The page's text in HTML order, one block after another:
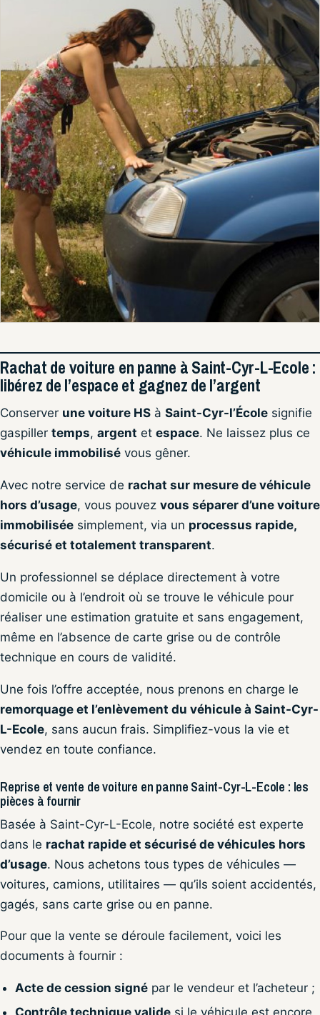
Rachat de voiture en panne à Saint-Cyr-L-Ecole :
libérez de l’espace et gagnez de l’argent
Conserver une voiture HS à Saint-Cyr-l’École signifie
gaspiller temps, argent et espace. Ne laissez plus ce
véhicule immobilisé vous gêner.
Avec notre service de rachat sur mesure de véhicule
hors d’usage, vous pouvez vous séparer d’une voiture
immobilisée simplement, via un processus rapide,
sécurisé et totalement transparent.
Un professionnel se déplace directement à votre
domicile ou à l’endroit où se trouve le véhicule pour
réaliser une estimation gratuite et sans engagement,
même en l’absence de carte grise ou de contrôle
technique en cours de validité.
Une fois l’offre acceptée, nous prenons en charge le
remorquage et l’enlèvement du véhicule à Saint-Cyr-
L-Ecole, sans aucun frais. Simplifiez-vous la vie et
vendez en toute confiance.
Reprise et vente de voiture en panne Saint-Cyr-L-Ecole : les
pièces à fournir
Basée à Saint-Cyr-L-Ecole, notre société est experte
dans le rachat rapide et sécurisé de véhicules hors
d’usage. Nous achetons tous types de véhicules —
voitures, camions, utilitaires — qu’ils soient accidentés,
gagés, sans carte grise ou en panne.
Pour que la vente se déroule facilement, voici les
documents à fournir :
Acte de cession signépar le vendeur et l’acheteur ;
Contrôle technique validesi le véhicule est encore